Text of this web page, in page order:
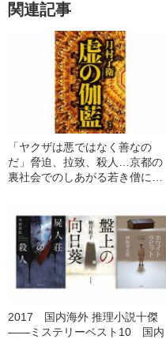
関連記事
「ヤクザは悪ではなく善なの
だ」脅迫、拉致、殺人…京都の
裏社会でのしあがる若き僧によ
2017 国内海外 推理小説十傑
――ミステリーベスト10 国内